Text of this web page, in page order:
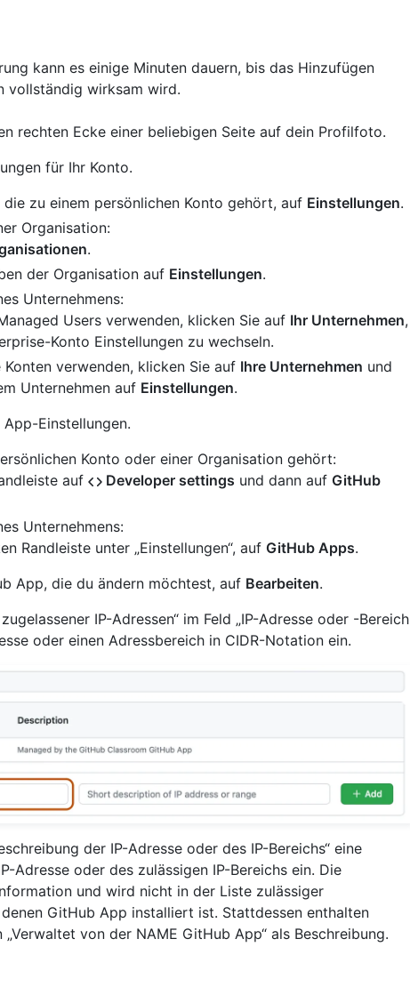
kann es einige Minuten dauern, bis das Hinzufügen
vollständig wirksam wird.
rechten Ecke einer beliebigen Seite auf dein Profilfoto.
für Ihr Konto.
zu einem persönlichen Konto gehört, auf Einstellungen.
Organisation:
.
der Organisation auf Einstellungen.
Unternehmens:
Users verwenden, klicken Sie auf Ihr Unternehmen,
Konto Einstellungen zu wechseln.
Konten verwenden, klicken Sie auf Ihre Unternehmen und
Unternehmen auf Einstellungen.
Einstellungen.
Konto oder einer Organisation gehört:
auf
Developer settings und dann auf GitHub
Unternehmens:
Randleiste unter „Einstellungen“, auf GitHub Apps.
App, die du ändern möchtest, auf Bearbeiten.
IP-Adressen“ im Feld „IP-Adresse oder -Bereich
oder einen Adressbereich in CIDR-Notation ein.
der IP-Adresse oder des IP-Bereichs“ eine
Adresse oder des zulässigen IP-Bereichs ein. Die
und wird nicht in der Liste zulässiger
GitHub App installiert ist. Stattdessen enthalten
von der NAME GitHub App“ als Beschreibung.